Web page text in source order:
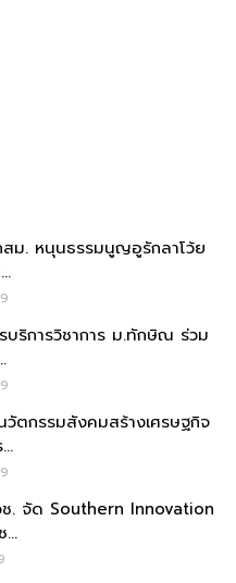
ม. หนุนธรรมนูญอูรักลาโว้ย
บริการวิชาการ ม.ทักษิณ ร่วม
ตกรรมสังคมสร้างเศรษฐกิจ
. จัด Southern Innovation